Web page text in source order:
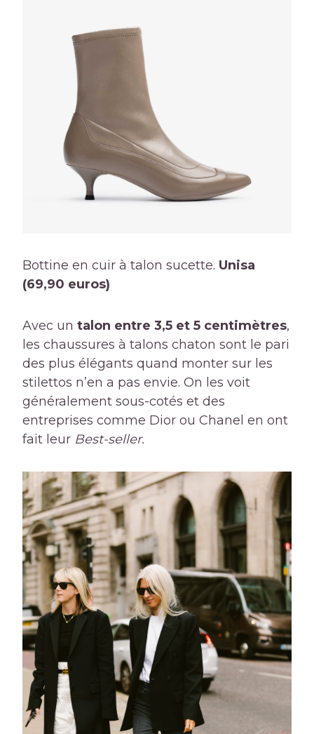
Bottine en cuir à talon sucette. Unisa
(69,90 euros)
Avec un talon entre 3,5 et 5 centimètres,
les chaussures à talons chaton sont le pari
des plus élégants quand monter sur les
stilettos n’en a pas envie. On les voit
généralement sous-cotés et des
entreprises comme Dior ou Chanel en ont
fait leur Best-seller.